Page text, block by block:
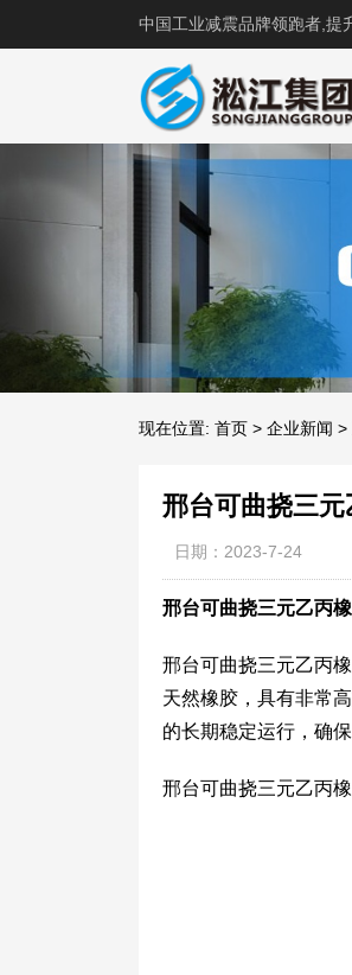
中国工业减震品牌领跑者,提
现在位置: 首页 > 企业新闻 >
邢台可曲挠三
日期：2023-7-24
邢台可曲挠三元乙丙
邢台可曲挠三元乙丙
天然橡胶，具有非常
的长期稳定运行，确
邢台可曲挠三元乙丙